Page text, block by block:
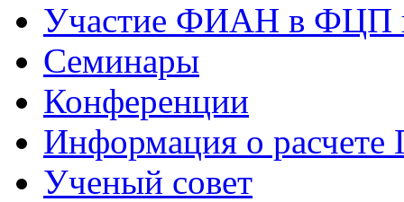
Участие ФИАН в ФЦП
Семинары
Конференции
Информация о
Ученый совет